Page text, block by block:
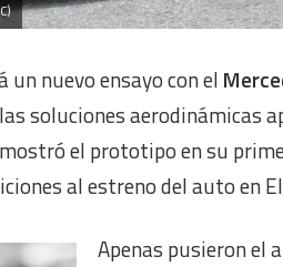
un nuevo ensayo con el
soluciones aerodinámicas
el prototipo en su
al estreno del auto en
Apenas pusieron el